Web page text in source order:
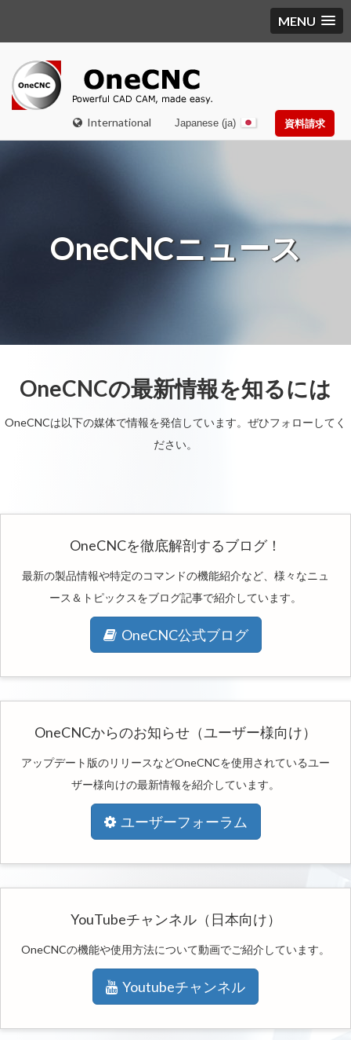
MENU
International 資料請求
Japanese (ja)
OneCNCニュース
OneCNCの最新情報を知るには
OneCNCは以下の媒体で情報を発信しています。ぜひフォローしてく
ださい。
OneCNCを徹底解剖するブログ！
最新の製品情報や特定のコマンドの機能紹介など、様々なニュ
ース＆トピックスをブログ記事で紹介しています。
OneCNC公式ブログ
OneCNCからのお知らせ（ユーザー様向け）
アップデート版のリリースなどOneCNCを使用されているユー
ザー様向けの最新情報を紹介しています。
ユーザーフォーラム
YouTubeチャンネル（日本向け）
OneCNCの機能や使用方法について動画でご紹介しています。
Youtubeチャンネル